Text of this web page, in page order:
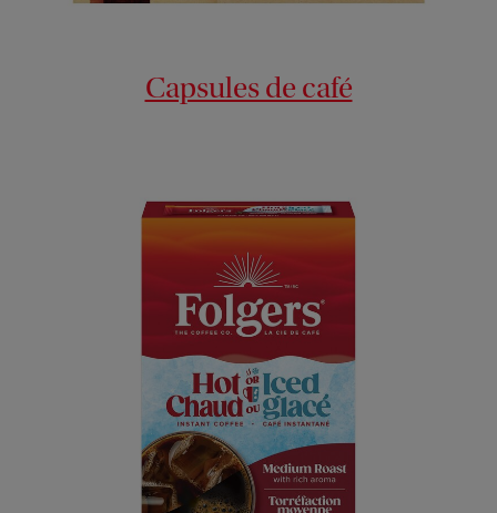
Capsules de café